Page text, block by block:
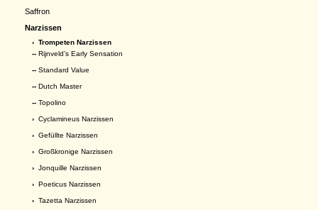
Saffron
Narzissen
› Trompeten Narzissen
-- Rijnveld’s Early Sensation
-- Standard Value
-- Dutch Master
-- Topolino
› Cyclamineus Narzissen
› Gefüllte Narzissen
› Großkronige Narzissen
› Jonquille Narzissen
› Poeticus Narzissen
› Tazetta Narzissen